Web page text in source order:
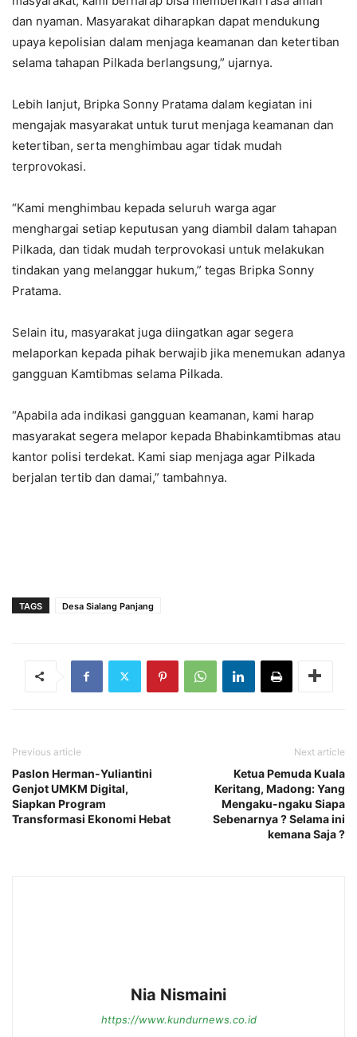
dan nyaman. Masyarakat diharapkan dapat mendukung
upaya kepolisian dalam menjaga keamanan dan ketertiban
selama tahapan Pilkada berlangsung,” ujarnya.
Lebih lanjut, Bripka Sonny Pratama dalam kegiatan ini
mengajak masyarakat untuk turut menjaga keamanan dan
ketertiban, serta menghimbau agar tidak mudah
terprovokasi.
“Kami menghimbau kepada seluruh warga agar
menghargai setiap keputusan yang diambil dalam tahapan
Pilkada, dan tidak mudah terprovokasi untuk melakukan
tindakan yang melanggar hukum,” tegas Bripka Sonny
Pratama.
Selain itu, masyarakat juga diingatkan agar segera
melaporkan kepada pihak berwajib jika menemukan adanya
gangguan Kamtibmas selama Pilkada.
“Apabila ada indikasi gangguan keamanan, kami harap
masyarakat segera melapor kepada Bhabinkamtibmas atau
kantor polisi terdekat. Kami siap menjaga agar Pilkada
berjalan tertib dan damai,” tambahnya.
TAGS Desa Sialang Panjang
Previous article
Paslon Herman-Yuliantini
Genjot UMKM Digital,
Siapkan Program
Transformasi Ekonomi Hebat
Next article
Ketua Pemuda Kuala
Keritang, Madong: Yang
Mengaku-ngaku Siapa
Sebenarnya ? Selama ini
kemana Saja ?
Nia Nismaini
https://www.kundurnews.co.id